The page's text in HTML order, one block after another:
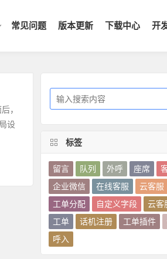
常见问题 版本更新 下载中心 开
，
设
标签
留言 队列 外呼 座席
企业微信
在线客服 云客服
工单分配
自定义字段 云客
工单
话机注册 工单插件
呼入